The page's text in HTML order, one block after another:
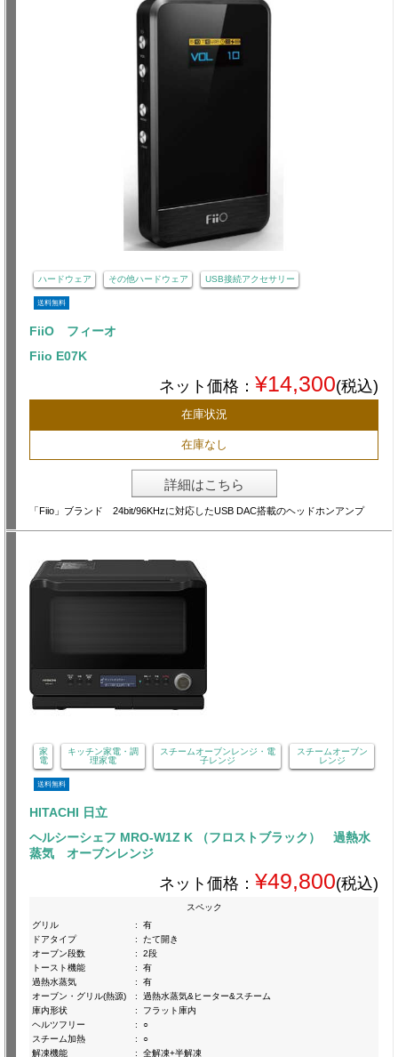
ハードウェア その他ハードウェア USB接続アクセサリー
送料無料
FiiO フィーオ
Fiio E07K
ネット価格： ¥14,300(税込)
在庫状況
在庫なし
詳細はこちら
「Fiio」ブランド 24bit/96KHzに対応したUSB DAC搭載のヘッドホンアンプ
家
電
キッチン家電・調
理家電
スチームオーブンレンジ・電
子レンジ
スチームオーブン
レンジ
送料無料
HITACHI 日立
ヘルシーシェフ MRO-W1Z K （フロストブラック） 過熱水
蒸気 オーブンレンジ
ネット価格： ¥49,800(税込)
スペック
グリル
:
有
ドアタイプ
:
たて開き
オーブン段数
:
2段
トースト機能
:
有
過熱水蒸気
:
有
オーブン・グリル(熱源)
:
過熱水蒸気&ヒーター&スチーム
庫内形状
:
フラット庫内
ヘルツフリー
:
○
スチーム加熱
:
○
解凍機能
: 全解凍+半解凍